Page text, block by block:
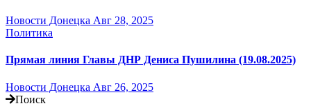
Новости Донецка Авг 28, 2025
Политика
Прямая линия Главы ДНР Дениса Пушилина (19.08.2025)
Новости Донецка Авг 26, 2025
Поиск